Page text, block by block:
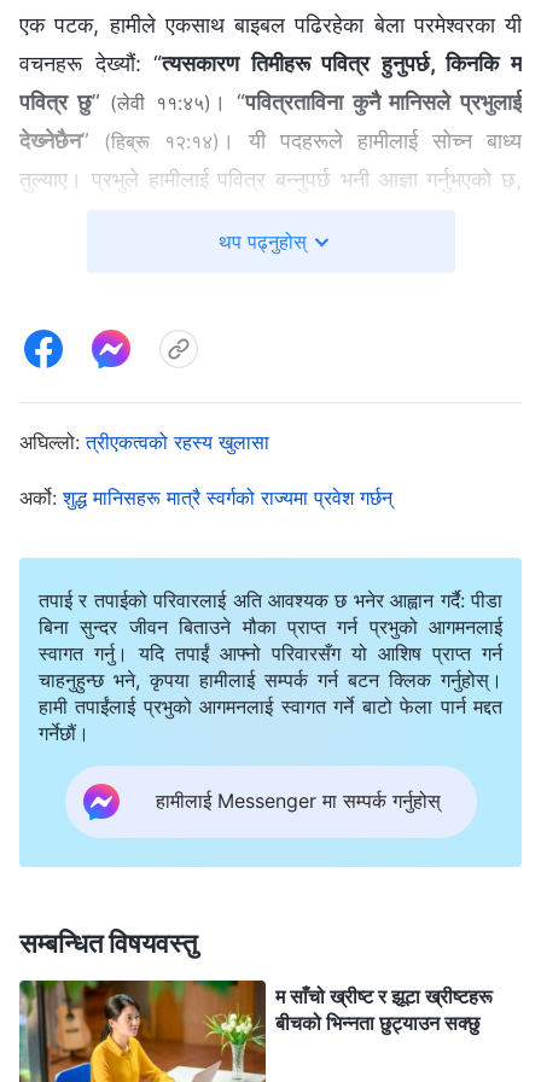
एक पटक, हामीले एकसाथ बाइबल पढिरहेका बेला परमेश्‍वरका यी
वचनहरू देख्यौं: “त्यसकारण तिमीहरू पवित्र हुनुपर्छ, किनकि म
पवित्र छु” (लेवी ११:४५) । “पवित्रताविना कुनै मानिसले प्रभुलाई
देख्‍नेछैन” (हिब्रू १२:१४) । यी पदहरूले हामीलाई सोच्‍न बाध्य
तुल्याए। प्रभुले हामीलाई पवित्र बन्नुपर्छ भनी आज्ञा गर्नुभएको छ,
हासिल गर्न सक्छौं? हामीसँग कुनै उपाय थिएन। मैले यसको बारेमा
हामीले कहिल्यै पनि पवित्रता हासिल गर्नेछैनौं। तर प्रभु येशूले
हामीलाई हाम्रो पापबाट छुटकारा दिनुभयो। हाम्रो पाप क्षमा
भइसकेको छ, र प्रभुले हामीलाई पापीको रूपमा हेर्नुहुन्‍न। जब उहाँ
बादलको सवारीमा आउनुहुन्छ, तब उहाँले हामीलाई स्वर्गको राज्यमा
लैजानुहुनेछ।” यो सुन्दा मलाई अलिक सान्त्वना मिल्यो, तर अझै
जिइरहेका हुन्छौं। के उहाँको पुनरागमन भएपछि हामीलाई साँच्‍चै
आफ्‍नो राज्यमा लैजानुहुनेछ?
जुलाइ २०१९ मा, एक दिन ब्रदर राउल र मैले हाम्रो नियमित बाइबल
अध्ययन गरिरहेका थियौं। हामीले “बाइबल” भन्‍ने शब्‍दको बारेमा वेब
सर्च गर्‍यौं, र सर्वशक्तिमान्‌ परमेश्‍वरको मण्डलीले बनाएको अन्तिम रेल
पक्रिँदा नामक चलचित्र भेट्टायौं। यो चलचित्र हेरेपछि म छक्‍क
परेँ। चलचित्र एकदम राम्रो थियो र त्यहाँ सङ्गति गरिएका
सत्यताहरू साँच्‍चै ज्ञानवर्धक थिए, विशेष गरी त्यो भाग जहाँ एक जना
उहाँले मानिसहरूको पाप मात्र क्षमा गर्नुभयो, तर उहाँले हाम्रो पापी
प्रकृतिलाई समाधान गर्नुभएको थिएन। त्यसैले हामी पाप गरिरहन्छौं र
परमेश्‍वरको विरोध गरिरहन्छौं। प्रभुमा विश्‍वास गर्ने पादरीवर्गदेखि
सामान्य विश्‍वासीहरूसम्‍मलाई हेर्दा तिनीहरूमध्ये कसले पापबाट मुक्त
थप पढ्नुहोस्
अघिल्लो:त्रीएकत्वको रहस्य खुलासा
अर्को:शुद्ध मानिसहरू मात्रै स्वर्गको राज्यमा प्रवेश गर्छन्
तपाई र तपाईको परिवारलाई अति आवश्यक छ भनेर आह्वान गर्दै: पीडा
बिना सुन्दर जीवन बिताउने मौका प्राप्त गर्न प्रभुको आगमनलाई
स्वागत गर्नु। यदि तपाईं आफ्नो परिवारसँग यो आशिष प्राप्त गर्न
चाहनुहुन्छ भने, कृपया हामीलाई सम्पर्क गर्न बटन क्लिक गर्नुहोस्।
हामी तपाईंलाई प्रभुको आगमनलाई स्वागत गर्ने बाटो फेला पार्न मद्दत
गर्नेछौं।
हामीलाई Messenger मा सम्पर्क गर्नुहोस्
सम्बन्धित विषयवस्तु
म साँचो ख्रीष्ट र झूटा ख्रीष्टहरू
बीचको भिन्नता छुट्याउन सक्छु